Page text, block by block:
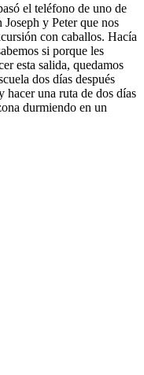
el teléfono de uno de
y Peter que nos
con caballos. Hacía
si porque les
esta salida, quedamos
dos días después
hacer una ruta de dos días
durmiendo en un